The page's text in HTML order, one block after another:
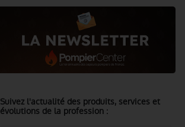
Suivez l'actualité des produits, services et
évolutions de la profession :